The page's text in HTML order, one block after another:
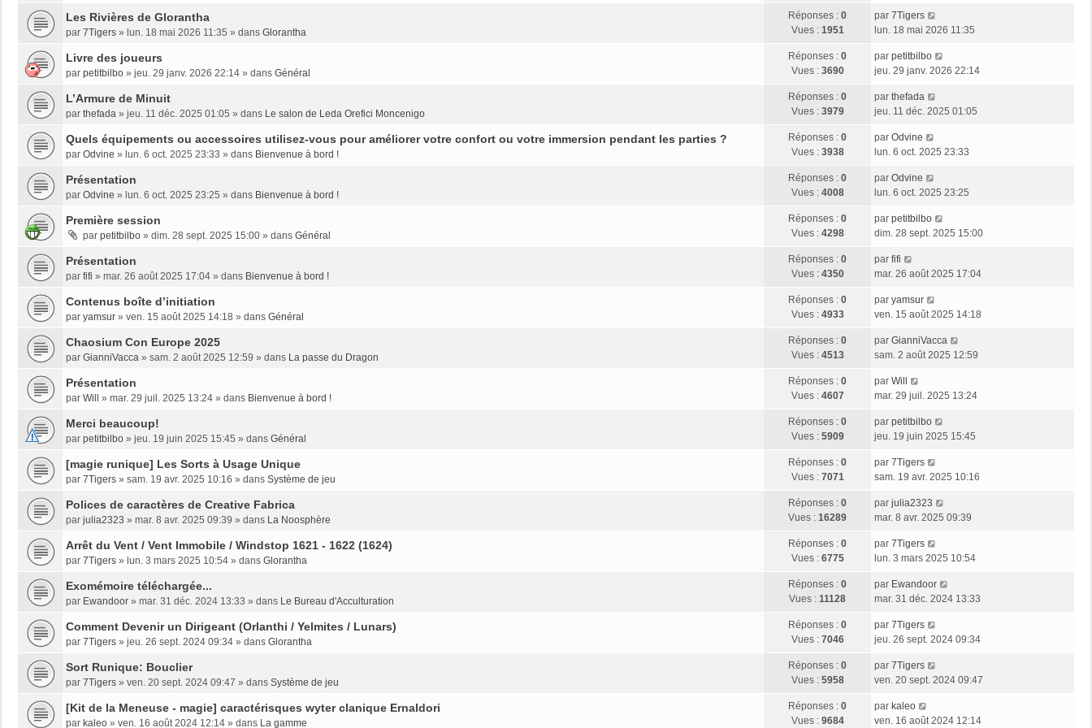
Les Rivières de Glorantha
par 7Tigers » lun. 18 mai 2026 11:35 » dans Glorantha
Réponses : 0
Vues : 1951
par 7Tigers
lun. 18 mai 2026 11:35
Livre des joueurs
par petitbilbo » jeu. 29 janv. 2026 22:14 » dans Général
Réponses : 0
Vues : 3690
par petitbilbo
jeu. 29 janv. 2026 22:14
L’Armure de Minuit
par thefada » jeu. 11 déc. 2025 01:05 » dans Le salon de Leda Orefici Moncenigo
Réponses : 0
Vues : 3979
par thefada
jeu. 11 déc. 2025 01:05
Quels équipements ou accessoires utilisez-vous pour améliorer votre confort ou votre immersion pendant les parties ?
par Odvine » lun. 6 oct. 2025 23:33 » dans Bienvenue à bord !
Réponses : 0
Vues : 3938
par Odvine
lun. 6 oct. 2025 23:33
Présentation
par Odvine » lun. 6 oct. 2025 23:25 » dans Bienvenue à bord !
Réponses : 0
Vues : 4008
par Odvine
lun. 6 oct. 2025 23:25
Première session
par petitbilbo » dim. 28 sept. 2025 15:00 » dans Général
Réponses : 0
Vues : 4298
par petitbilbo
dim. 28 sept. 2025 15:00
Présentation
par fifi » mar. 26 août 2025 17:04 » dans Bienvenue à bord !
Réponses : 0
Vues : 4350
par fifi
mar. 26 août 2025 17:04
Contenus boîte d’initiation
par yamsur » ven. 15 août 2025 14:18 » dans Général
Réponses : 0
Vues : 4933
par yamsur
ven. 15 août 2025 14:18
Chaosium Con Europe 2025
par GianniVacca » sam. 2 août 2025 12:59 » dans La passe du Dragon
Réponses : 0
Vues : 4513
par GianniVacca
sam. 2 août 2025 12:59
Présentation
par Will » mar. 29 juil. 2025 13:24 » dans Bienvenue à bord !
Réponses : 0
Vues : 4607
par Will
mar. 29 juil. 2025 13:24
Merci beaucoup!
par petitbilbo » jeu. 19 juin 2025 15:45 » dans Général
Réponses : 0
Vues : 5909
par petitbilbo
jeu. 19 juin 2025 15:45
[magie runique] Les Sorts à Usage Unique
par 7Tigers » sam. 19 avr. 2025 10:16 » dans Système de jeu
Réponses : 0
Vues : 7071
par 7Tigers
sam. 19 avr. 2025 10:16
Polices de caractères de Creative Fabrica
par julia2323 » mar. 8 avr. 2025 09:39 » dans La Noosphère
Réponses : 0
Vues : 16289
par julia2323
mar. 8 avr. 2025 09:39
Arrêt du Vent / Vent Immobile / Windstop 1621 - 1622 (1624)
par 7Tigers » lun. 3 mars 2025 10:54 » dans Glorantha
Réponses : 0
Vues : 6775
par 7Tigers
lun. 3 mars 2025 10:54
Exomémoire téléchargée...
par Ewandoor » mar. 31 déc. 2024 13:33 » dans Le Bureau d'Acculturation
Réponses : 0
Vues : 11128
par Ewandoor
mar. 31 déc. 2024 13:33
Comment Devenir un Dirigeant (Orlanthi / Yelmites / Lunars)
par 7Tigers » jeu. 26 sept. 2024 09:34 » dans Glorantha
Réponses : 0
Vues : 7046
par 7Tigers
jeu. 26 sept. 2024 09:34
Sort Runique: Bouclier
par 7Tigers » ven. 20 sept. 2024 09:47 » dans Système de jeu
Réponses : 0
Vues : 5958
par 7Tigers
ven. 20 sept. 2024 09:47
[Kit de la Meneuse - magie] caractérisques wyter clanique Ernaldori
par kaleo » ven. 16 août 2024 12:14 » dans La gamme
Réponses : 0
Vues : 9684
par kaleo
ven. 16 août 2024 12:14